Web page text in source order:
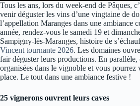
Tous les ans, lors du week-end de Pâques,
venir déguster les vins d’une vingtaine de
l’appellation Maranges dans une ambiance
année, rendez-vous le samedi 19 et
Sampigny-lès-Maranges, histoire de
Vincent tournante 2026. Les domaines
fair déguster leurs productions. En parallèle,
organisées dans le vignoble et vous pourrez
place. Le tout dans une ambiance festive !
25 vignerons ouvrent leurs caves